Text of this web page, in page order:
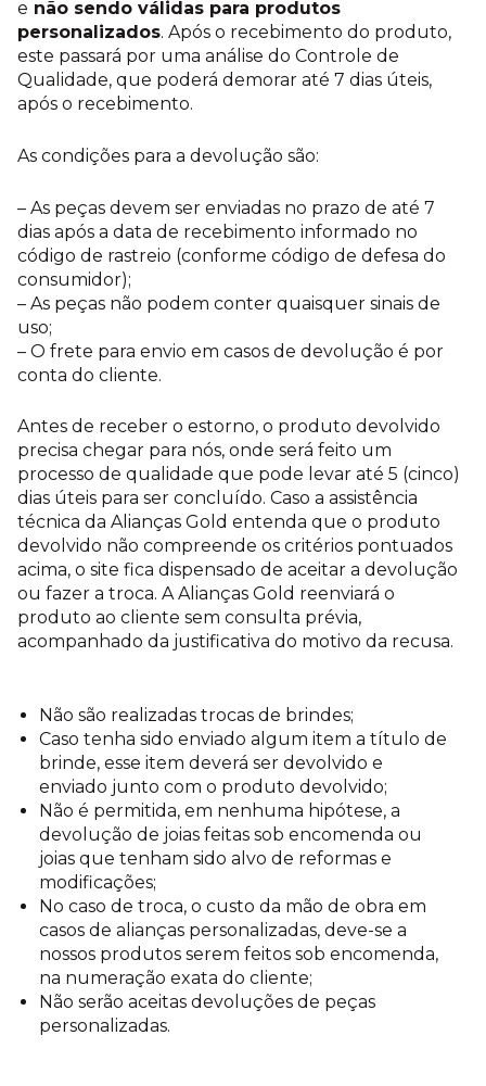
e não sendo válidas para produtos
personalizados. Após o recebimento do produto,
este passará por uma análise do Controle de
Qualidade, que poderá demorar até 7 dias úteis,
após o recebimento.
As condições para a devolução são:
– As peças devem ser enviadas no prazo de até 7
dias após a data de recebimento informado no
código de rastreio (conforme código de defesa do
consumidor);
– As peças não podem conter quaisquer sinais de
uso;
– O frete para envio em casos de devolução é por
conta do cliente.
Antes de receber o estorno, o produto devolvido
precisa chegar para nós, onde será feito um
processo de qualidade que pode levar até 5 (cinco)
dias úteis para ser concluído. Caso a assistência
técnica da Alianças Gold entenda que o produto
devolvido não compreende os critérios pontuados
acima, o site fica dispensado de aceitar a devolução
ou fazer a troca. A Alianças Gold reenviará o
produto ao cliente sem consulta prévia,
acompanhado da justificativa do motivo da recusa.
Não são realizadas trocas de brindes;
Caso tenha sido enviado algum item a título de
brinde, esse item deverá ser devolvido e
enviado junto com o produto devolvido;
Não é permitida, em nenhuma hipótese, a
devolução de joias feitas sob encomenda ou
joias que tenham sido alvo de reformas e
modificações;
No caso de troca, o custo da mão de obra em
casos de alianças personalizadas, deve-se a
nossos produtos serem feitos sob encomenda,
na numeração exata do cliente;
Não serão aceitas devoluções de peças
personalizadas.